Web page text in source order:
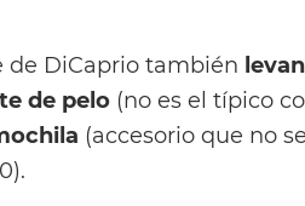
de DiCaprio también
de pelo (no es el típico
(accesorio que no se